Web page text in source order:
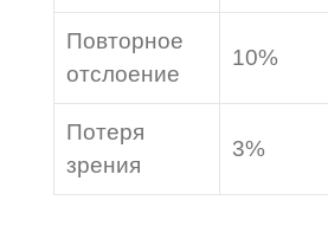
Повторное
отслоение
10%
Потеря
зрения
3%